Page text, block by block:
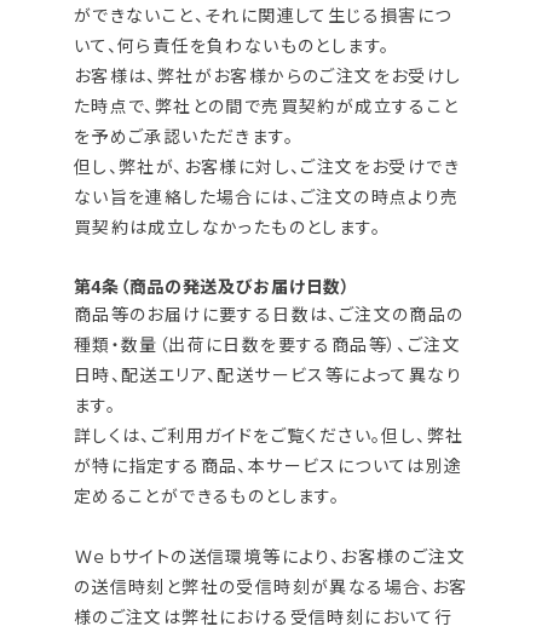
ができないこと、それに関連して生じる損害につ
いて、何ら責任を負わないものとします。
お客様は、弊社がお客様からのご注文をお受けし
た時点で、弊社との間で売買契約が成立すること
を予めご承認いただきます。
但し、弊社が、お客様に対し、ご注文をお受けでき
ない旨を連絡した場合には、ご注文の時点より売
買契約は成立しなかったものとします。
第4条（商品の発送及びお届け日数）
商品等のお届けに要する日数は、ご注文の商品の
種類・数量（出荷に日数を要する商品等）、ご注文
日時、配送エリア、配送サービス等によって異なり
ます。
詳しくは、ご利用ガイドをご覧ください。但し、弊社
が特に指定する商品、本サービスについては別途
定めることができるものとします。
Ｗｅｂサイトの送信環境等により、お客様のご注文
の送信時刻と弊社の受信時刻が異なる場合、お客
様のご注文は弊社における受信時刻において行